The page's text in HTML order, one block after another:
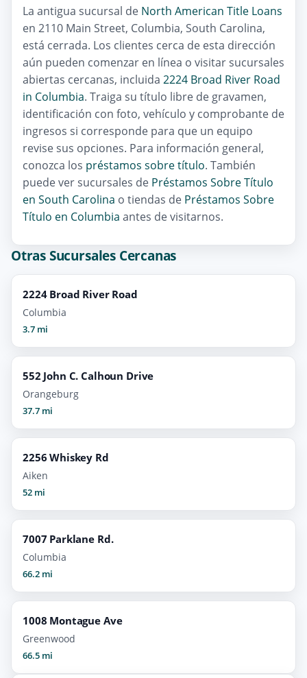
La antigua sucursal de North American Title Loans
en 2110 Main Street, Columbia, South Carolina,
está cerrada. Los clientes cerca de esta dirección
aún pueden comenzar en línea o visitar sucursales
abiertas cercanas, incluida 2224 Broad River Road
in Columbia. Traiga su título libre de gravamen,
identificación con foto, vehículo y comprobante de
ingresos si corresponde para que un equipo
revise sus opciones. Para información general,
conozca los préstamos sobre título. También
puede ver sucursales de Préstamos Sobre Título
en South Carolina o tiendas de Préstamos Sobre
Título en Columbia antes de visitarnos.
Otras Sucursales Cercanas
2224 Broad River Road
Columbia
3.7 mi
552 John C. Calhoun Drive
Orangeburg
37.7 mi
2256 Whiskey Rd
Aiken
52 mi
7007 Parklane Rd.
Columbia
66.2 mi
1008 Montague Ave
Greenwood
66.5 mi